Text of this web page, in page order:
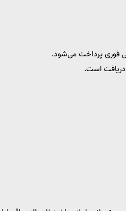
فوری پرداخت می‌شود.
دریافت است.